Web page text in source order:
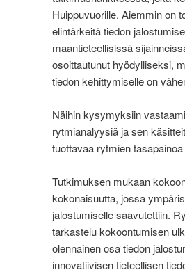
Huippuvuorille. Aiemmin on
elintärkeitä tiedon
maantieteellisissä
osoittautunut hyödylliseksi,
tiedon kehittymiselle on
Näihin kysymyksiin
rytmianalyysiä ja sen
tuottavaa rytmien
Tutkimuksen mukaan
kokonaisuutta, jossa
jalostumiselle saavutettiin.
tarkastelu kokoontumisen
olennainen osa tiedon
innovatiivisen tieteellisen